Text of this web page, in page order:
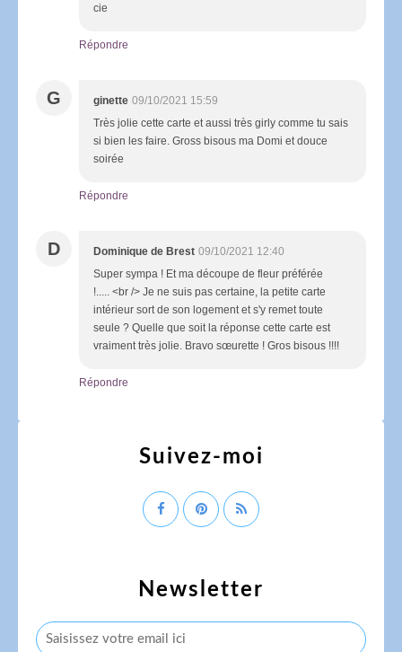
cie
Répondre
G ginette 09/10/2021 15:59
Très jolie cette carte et aussi très girly comme tu sais
si bien les faire. Gross bisous ma Domi et douce
soirée
Répondre
D Dominique de Brest 09/10/2021 12:40
Super sympa ! Et ma découpe de fleur préférée
!..... <br /> Je ne suis pas certaine, la petite carte
intérieur sort de son logement et s'y remet toute
seule ? Quelle que soit la réponse cette carte est
vraiment très jolie. Bravo sœurette ! Gros bisous !!!!
Répondre
Newsletter
Suivez-moi